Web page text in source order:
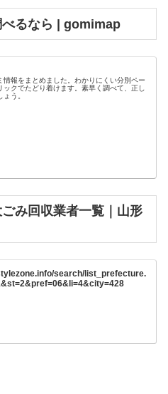
るなら | gomimap
情報をまとめました。わかりにくい分別ペー
ックでたどり着けます。素早く調べて、正し
ょう。
み回収業者一覧｜山形
search/list_prefecture.